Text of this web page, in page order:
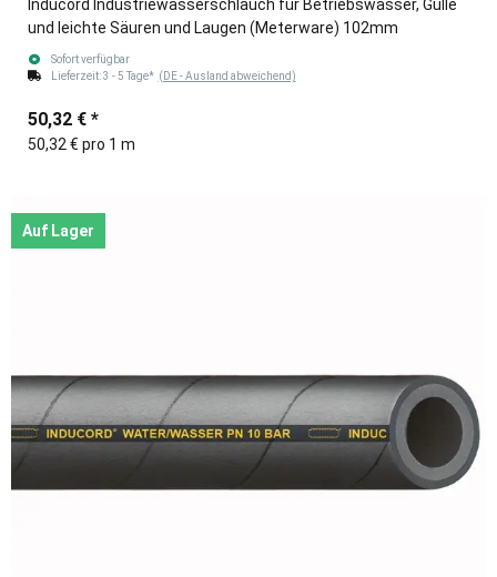
Inducord Industriewasserschlauch für Betriebswasser, Gülle
und leichte Säuren und Laugen (Meterware) 102mm
Sofort verfügbar
Lieferzeit:3 - 5 Tage* (DE - Ausland abweichend)
50,32 € *
50,32 € pro 1 m
Auf Lager